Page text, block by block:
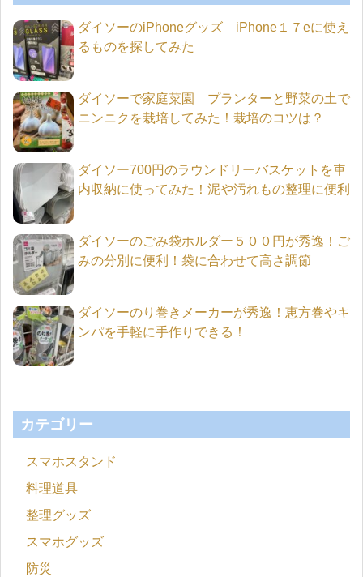
ダイソーのiPhoneグッズ iPhone１７eに使え
るものを探してみた
ダイソーで家庭菜園 プランターと野菜の土で
ニンニクを栽培してみた！栽培のコツは？
ダイソー700円のラウンドリーバスケットを車
内収納に使ってみた！泥や汚れもの整理に便利
ダイソーのごみ袋ホルダー５００円が秀逸！ご
みの分別に便利！袋に合わせて高さ調節
ダイソーのり巻きメーカーが秀逸！恵方巻やキ
ンパを手軽に手作りできる！
カテゴリー
スマホスタンド
料理道具
整理グッズ
スマホグッズ
防災